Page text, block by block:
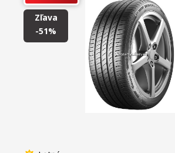
Zľava
-51%